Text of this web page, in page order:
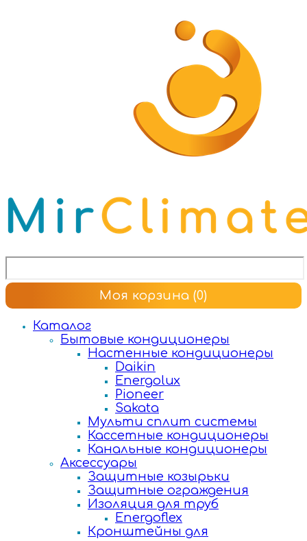
Моя корзина (0)
Каталог
Бытовые кондиционеры
Настенные кондиционеры
Daikin
Energolux
Pioneer
Sakata
Мульти сплит системы
Кассетные кондиционеры
Канальные кондиционеры
Аксессуары
Защитные козырьки
Защитные ограждения
Изоляция для труб
Energoflex
Кронштейны для